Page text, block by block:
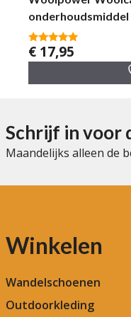
onderhoudsmiddel
5.00
van 5
€ 17,95
Schrijf in voor
Maandelijks alleen de
Winkelen
Wandelschoenen
Outdoorkleding